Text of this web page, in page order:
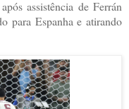
assistência de Ferrán
para Espanha e atirando